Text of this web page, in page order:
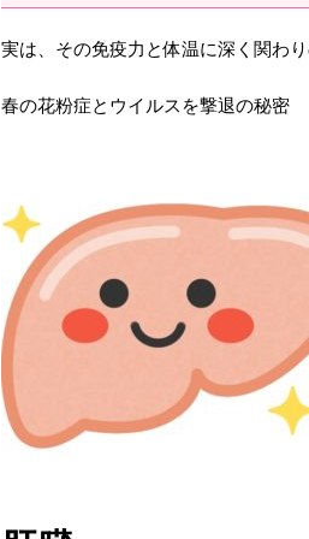
実は、その免疫力と体温に深く関わ
春の花粉症とウイルスを撃退の秘密